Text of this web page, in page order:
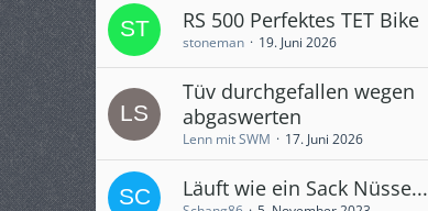
RS 500 Perfektes TET Bike
stoneman 19. Juni 2026
Tüv durchgefallen wegen
abgaswerten
Lenn mit SWM 17. Juni 2026
Läuft wie ein Sack Nüsse...